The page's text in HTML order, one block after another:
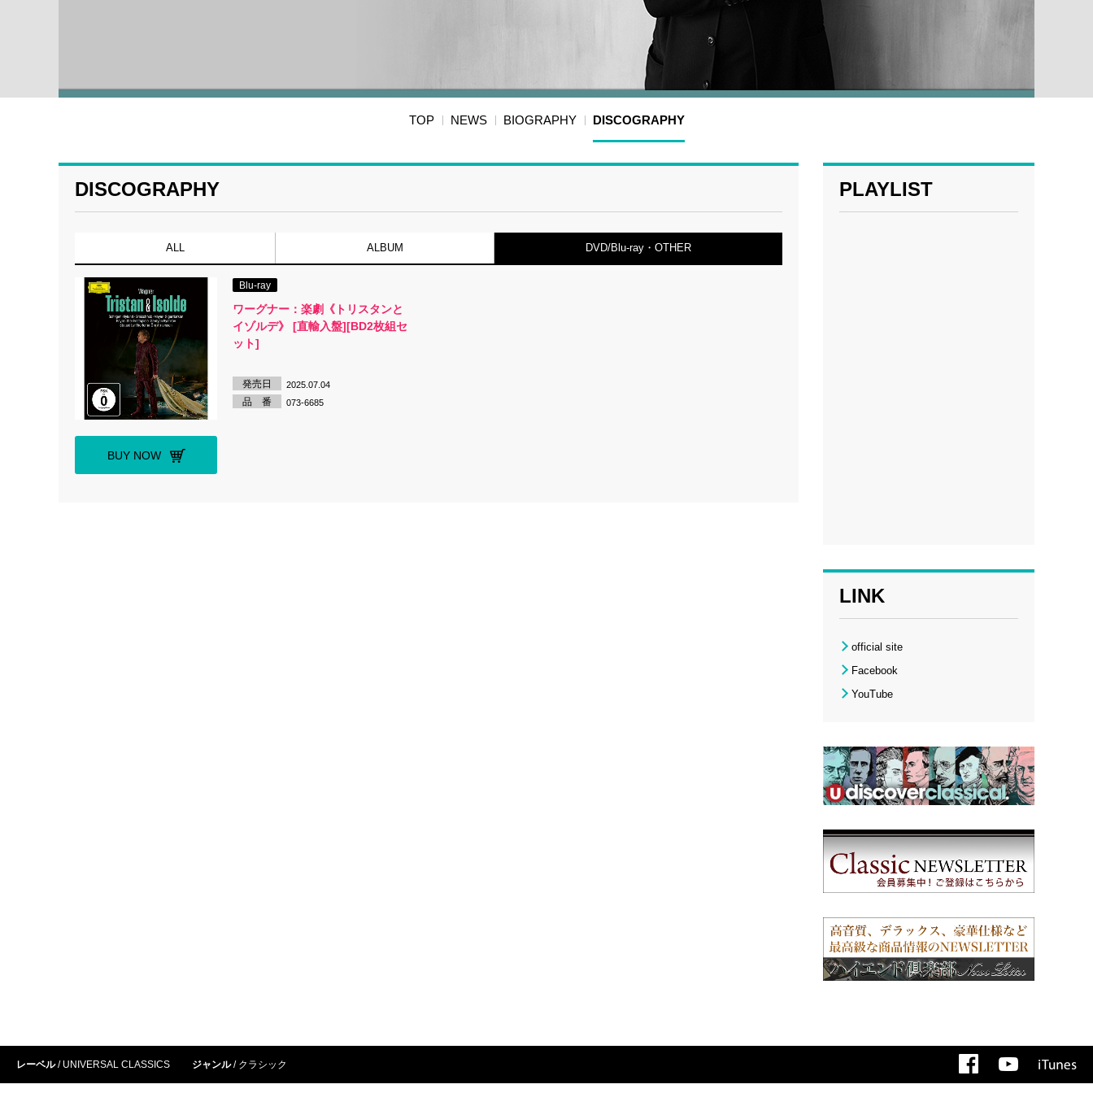
TOP NEWS BIOGRAPHY DISCOGRAPHY
DISCOGRAPHY
ALL ALBUM DVD/Blu-ray・OTHER
BUY NOW
Blu-ray
ワーグナー：楽劇《トリスタンと
イゾルデ》 [直輸入盤][BD2枚組セ
ット]
発売日 2025.07.04
品 番 073-6685
PLAYLIST
LINK
official site
Facebook
YouTube
レーベル UNIVERSAL CLASSICS ジャンル クラシック